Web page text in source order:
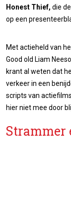
Honest Thief, die
op een
Met actieheld van
Good old Liam
krant al weten dat
verkeer in een
scripts van
hier niet mee door
Strammer